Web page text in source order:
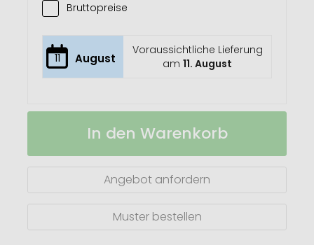
Bruttopreise
11 August
Voraussichtliche Lieferung
am11. August
Holz
In den Warenkorb
Angebot anfordern
Muster bestellen